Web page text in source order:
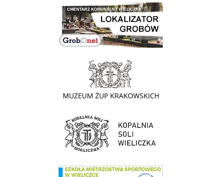
link do lokalizatora grobów na wielickim cmentarzu - grobnet
link do strony - Muzeum Żup Krakowskich Wieliczka
link do strony Kopalni Soli Wieliczka
link do SMS Wieliczka